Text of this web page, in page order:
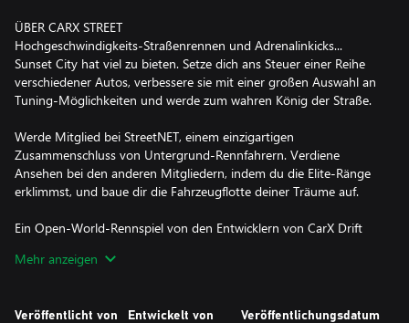
ÜBER CARX STREET
Hochgeschwindigkeits-Straßenrennen und Adrenalinkicks...
Sunset City hat viel zu bieten. Setze dich ans Steuer einer Reihe
verschiedener Autos, verbessere sie mit einer großen Auswahl an
Tuning-Möglichkeiten und werde zum wahren König der Straße.
Werde Mitglied bei StreetNET, einem einzigartigen
Zusammenschluss von Untergrund-Rennfahrern. Verdiene
Ansehen bei den anderen Mitgliedern, indem du die Elite-Ränge
erklimmst, und baue dir die Fahrzeugflotte deiner Träume auf.
Ein Open-World-Rennspiel von den Entwicklern von CarX Drift
Mehr anzeigen
Veröffentlicht von Entwickelt von Veröffentlichungsdatum